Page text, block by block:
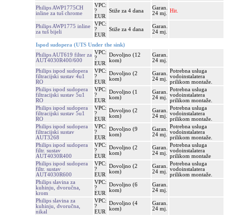
Philips AWP1775CH
inline za tuš chrome
VPC:
?
EUR
Stiže za 4 dana
Garan.
24 mj.
Hit.
Philips AWP1775 inline
za tuš bijeli
VPC:
?
EUR
Stiže za 4 dana
Garan.
24 mj.
Ispod sudopera (UTS Under the sink)
Philips AUT619 filter za
AUT4030R400/600
VPC:
?
EUR
Dovoljno (12
kom)
Garan.
24 mj.
Philips ispod sudopera
filtracijski sustav 4u1
RO
VPC:
?
EUR
Dovoljno (2
kom)
Garan.
24 mj.
Potrebna usluga
vodoinstalatera
prilikom montaže.
Philips ispod sudopera
filtracijski sustav 5u1
RO
VPC:
?
EUR
Dovoljno (1
kom)
Garan.
24 mj.
Potrebna usluga
vodoinstalatera
prilikom montaže.
Philips ispod sudopera
filtracijski sustav 5u1
RO
VPC:
?
EUR
Dovoljno (2
kom)
Garan.
24 mj.
Potrebna usluga
vodoinstalatera
prilikom montaže.
Philips ispod sudopera
filtracijski sustav
AUT3268
VPC:
?
EUR
Dovoljno (9
kom)
Garan.
24 mj.
Potrebna usluga
vodoinstalatera
prilikom montaže.
Philips ispod sudopera
filtr. sustav
AUT4030R400
VPC:
?
EUR
Dovoljno (2
kom)
Garan.
24 mj.
Potrebna usluga
vodoinstalatera
prilikom montaže
Philips ispod sudopera
filtr. sustav
AUT4030R600
VPC:
?
EUR
Dovoljno (2
kom)
Garan.
24 mj.
Potrebna usluga
vodoinstalatera
prilikom montaže.
Philips slavina za
kuhinju, dvoručna,
krom
VPC:
?
EUR
Dovoljno (6
kom)
Garan.
24 mj.
Philips slavina za
kuhinju, dvoručna,
nikal
VPC:
?
EUR
Dovoljno (4
kom)
Garan.
24 mj.